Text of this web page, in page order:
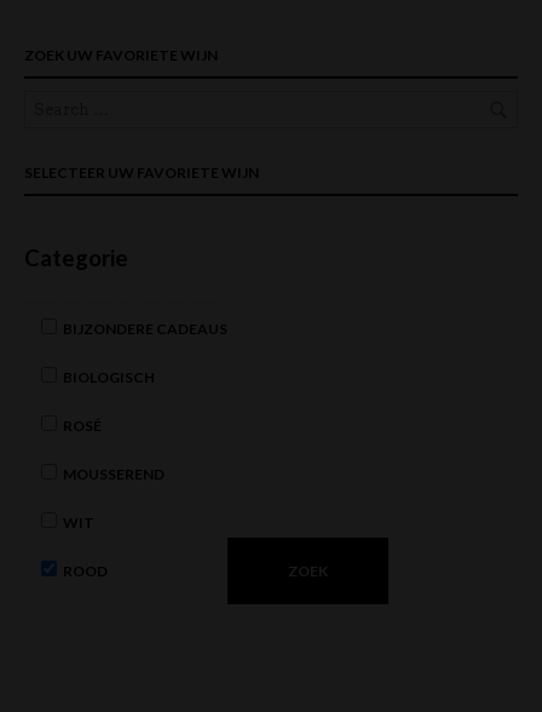
ZOEK UW FAVORIETE WIJN
SELECTEER UW FAVORIETE WIJN
Categorie
BIJZONDERE CADEAUS
BIOLOGISCH
ROSÉ
MOUSSEREND
WIT
ROOD